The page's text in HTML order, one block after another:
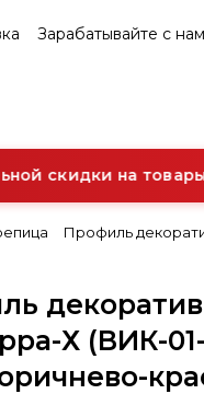
Зарабатывайте с
скидки на товары
Профиль
Х (ВИК-01-